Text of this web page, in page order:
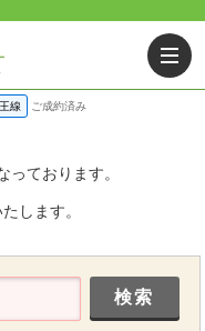
線 ご成約済み
っております。
します。